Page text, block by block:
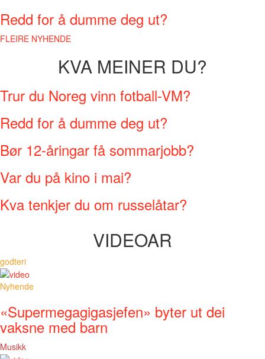
Redd for å dumme deg ut?
FLEIRE NYHENDE
KVA MEINER DU?
Trur du Noreg vinn fotball-VM?
Redd for å dumme deg ut?
Bør 12-åringar få sommarjobb?
Var du på kino i mai?
Kva tenkjer du om russelåtar?
VIDEOAR
godteri
Nyhende
«Supermegagigasjefen» byter ut dei
vaksne med barn
Musikk